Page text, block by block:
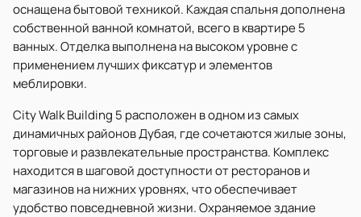
оснащена бытовой техникой. Каждая спальня дополнена
собственной ванной комнатой, всего в квартире 5
ванных. Отделка выполнена на высоком уровне с
применением лучших фиксатур и элементов
меблировки.
City Walk Building 5 расположен в одном из самых
динамичных районов Дубая, где сочетаются жилые зоны,
торговые и развлекательные пространства. Комплекс
находится в шаговой доступности от ресторанов и
магазинов на нижних уровнях, что обеспечивает
удобство повседневной жизни. Охраняемое здание